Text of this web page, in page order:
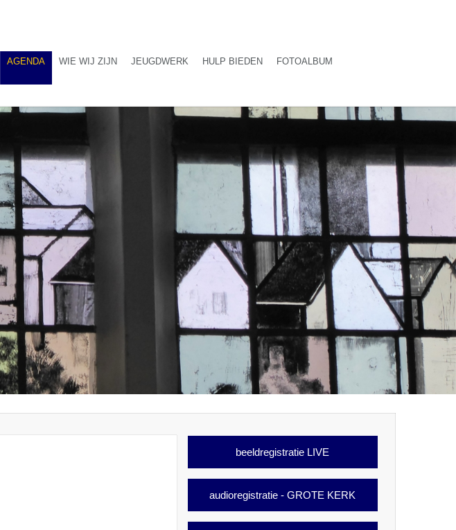
AGENDA WIE WIJ ZIJN JEUGDWERK HULP BIEDEN FOTOALBUM
beeldregistratie LIVE
audioregistratie - GROTE KERK